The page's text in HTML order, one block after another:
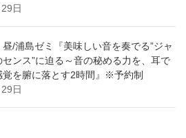
日
/浦島ゼミ『美味しい音を奏でる”ジャ
センス”に迫る～音の秘める力を、耳で
覚を腑に落とす2時間』※予約制
日